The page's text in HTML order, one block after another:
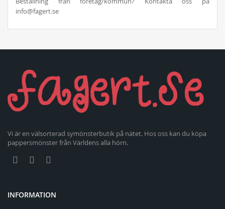
info@fagert.se
Vi är en välsorterad symönsterbutik på nätet. Hos oss kan du köpa
pappersmönster från Världens alla hörn.
INFORMATION